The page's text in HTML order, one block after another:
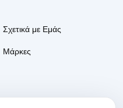
Σχετικά με Εμάς
Μάρκες